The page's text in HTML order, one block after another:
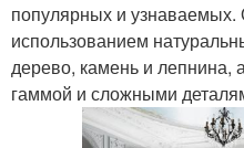
популярных и узнаваемых.
использованием
дерево, камень и лепнина,
гаммой и сложными